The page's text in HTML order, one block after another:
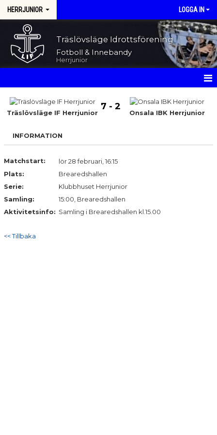
HERRJUNIOR LOGGA IN
Träslövsläge Idrottsförening
Fotboll & Innebandy
Herrjunior
HEM
KALENDER
MATCHER
BILDGALLERI
Träslövsläge IF Herrjunior
7 - 2
Onsala IBK Herrjunior
INFORMATION
Matchstart:
lör 28 februari, 16:15
Plats:
Brearedshallen
Serie:
Klubbhuset Herrjunior
Samling:
15:00, Brearedshallen
Aktivitetsinfo: Samling i Brearedshallen kl.15.00
<< Tillbaka